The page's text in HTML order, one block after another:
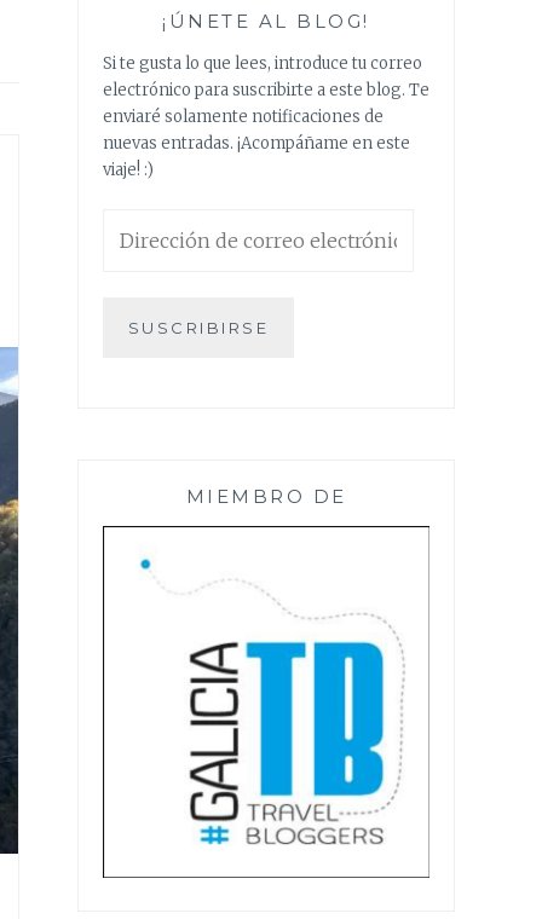
¡ÚNETE AL BLOG!
Si te gusta lo que lees, introduce tu correo
electrónico para suscribirte a este blog. Te
enviaré solamente notificaciones de
nuevas entradas. ¡Acompáñame en este
viaje! :)
de
SUSCRIBIRSE
MIEMBRO DE